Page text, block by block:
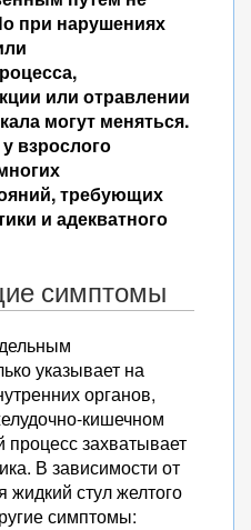
при нарушениях
или отравлении
могут меняться.
взрослого
требующих
и адекватного
симптомы
указывает на
органов,
кишечном
процесс захватывает
В зависимости от
жидкий стул желтого
симптомы: